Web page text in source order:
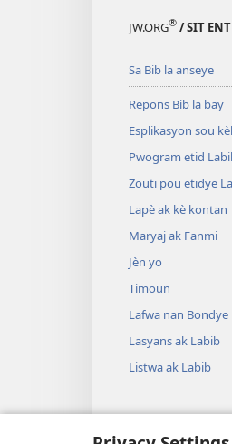
JW.ORG® / SIT
Sa Bib la anseye
Repons Bib la bay
Esplikasyon sou
Pwogram etid
Zouti pou etidye
Lapè ak kè kontan
Maryaj ak Fanmi
Jèn yo
Timoun
Lafwa nan Bondye
Lasyans ak Labib
Listwa ak Labib